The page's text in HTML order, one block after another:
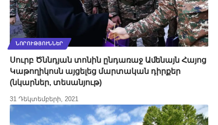
ՆՈՐՈՒԹՅՈՒՆՆԵՐ
Սուրբ Ծննդյան տոնին ընդառաջ Աﬔնայն Հայոց
Կաթողիկոսն այցելեց մարտական դիրքեր
(նկարներ, տեսանյութ)
31 Դեկտեմբերի, 2021